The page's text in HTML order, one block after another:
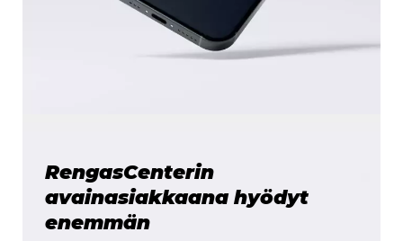
RengasCenterin
avainasiakkaana hyödyt
enemmän